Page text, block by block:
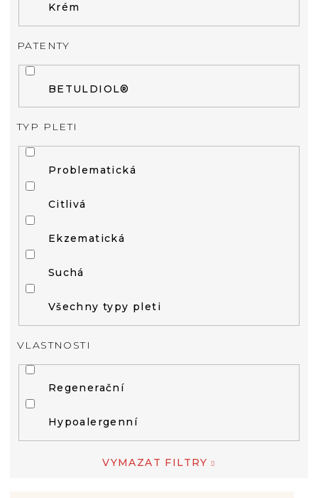
Krém
PATENTY
BETULDIOL®
TYP PLETI
Problematická
Citlivá
Ekzematická
Suchá
Všechny typy pleti
VLASTNOSTI
Regenerační
Hypoalergenní
VYMAZAT FILTRY